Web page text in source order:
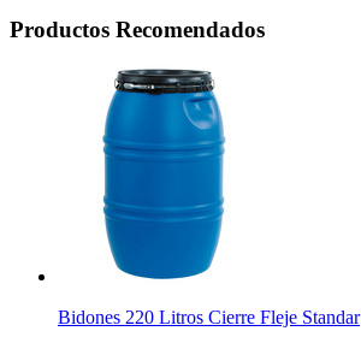
Productos Recomendados
Bidones 220 Litros Cierre Fleje Standar